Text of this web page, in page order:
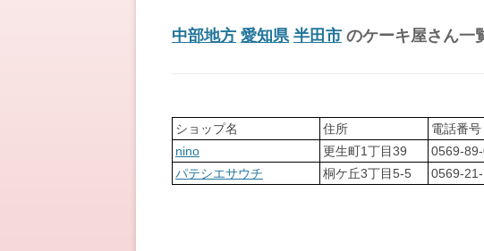
中部地方 愛知県 半田市 のケーキ屋さん一
ショップ名 住所
電話番号
nino
更生町1丁目39
0569-
パテシエサウチ
桐ケ丘3丁目5-5 0569-